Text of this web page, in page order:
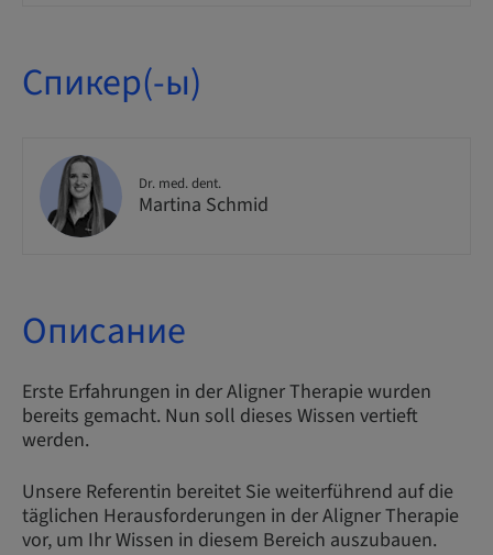
Спикер(-ы)
Dr. med. dent.
Martina Schmid
Описание
Erste Erfahrungen in der Aligner Therapie wurden
bereits gemacht. Nun soll dieses Wissen vertieft
werden.
Unsere Referentin bereitet Sie weiterführend auf die
täglichen Herausforderungen in der Aligner Therapie
vor, um Ihr Wissen in diesem Bereich auszubauen.